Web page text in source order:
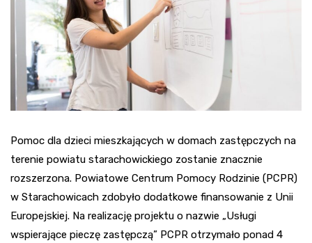
Pomoc dla dzieci mieszkających w domach zastępczych na
terenie powiatu starachowickiego zostanie znacznie
rozszerzona. Powiatowe Centrum Pomocy Rodzinie (PCPR)
w Starachowicach zdobyło dodatkowe finansowanie z Unii
Europejskiej. Na realizację projektu o nazwie „Usługi
wspierające pieczę zastępczą” PCPR otrzymało ponad 4